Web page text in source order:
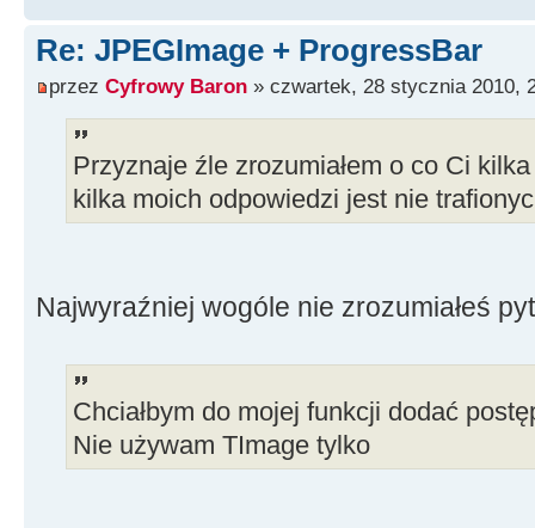
Re: JPEGImage + ProgressBar
przez Cyfrowy Baron » czwartek, 28 stycznia 2010,
Przyznaje źle zrozumiałem o co Ci
kilka moich odpowiedzi jest nie
Najwyraźniej wogóle nie zrozumiałeś
Chciałbym do mojej funkcji dodać
Nie używam TImage tylko